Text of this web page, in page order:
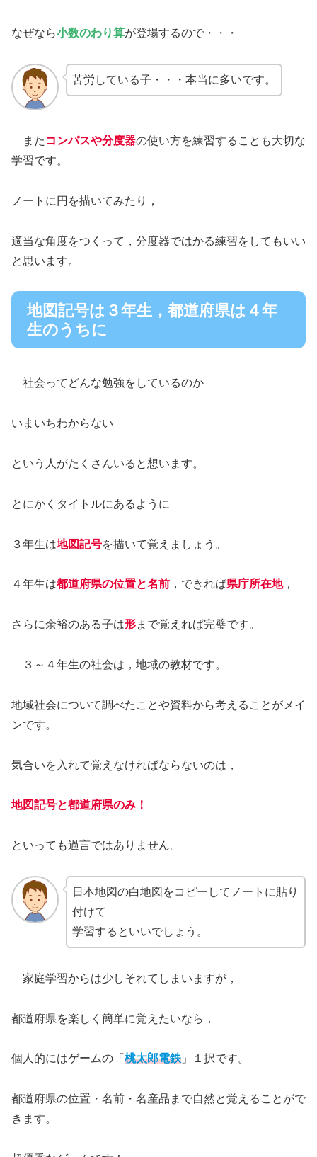
なぜなら小数のわり算が登場するので・・・
苦労している子・・・本当に多いです。
また コンパスや分度器の使い方を練習することも大切な
学習です。
ノートに円を描いてみたり，
適当な角度をつくって，分度器ではかる練習をしてもいい
と思います。
地図記号は３年生，都道府県は４年
生のうちに
社会ってどんな勉強をしているのか
いまいちわからない
という人がたくさんいると想います。
とにかくタイトルにあるように
３年生は地図記号を描いて覚えましょう。
４年生は都道府県の位置と名前 ，できれば県庁所在地，
さらに余裕のある子は形まで覚えれば完璧です。
３～４年生の社会は，地域の教材です。
地域社会について調べたことや資料から考えることがメイ
ンです。
気合いを入れて覚えなければならないのは，
地図記号と都道府県のみ！
といっても過言ではありません。
日本地図の白地図をコピーしてノートに貼り
付けて
学習するといいでしょう。
家庭学習からは少しそれてしまいますが，
都道府県を楽しく簡単に覚えたいなら，
個人的にはゲームの「 桃太郎電鉄 」１択です。
都道府県の位置・名前・名産品まで自然と覚えることがで
きます。